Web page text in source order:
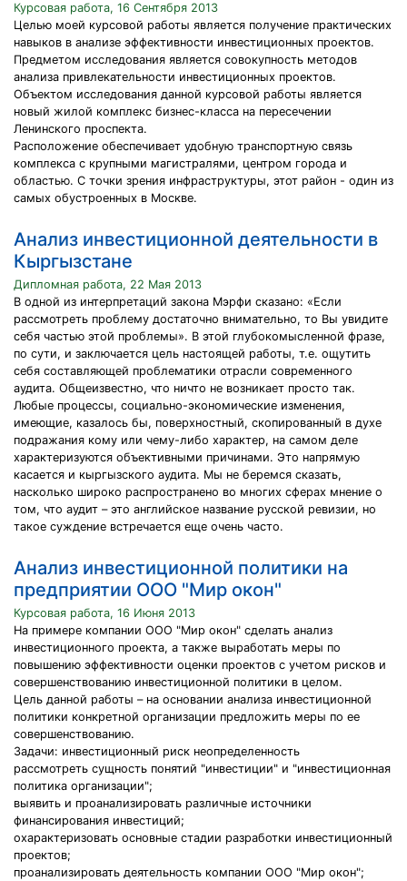
Курсовая работа, 16 Сентября 2013
Целью моей курсовой работы является получение практических
навыков в анализе эффективности инвестиционных проектов.
Предметом исследования является совокупность методов
анализа привлекательности инвестиционных проектов.
Объектом исследования данной курсовой работы является
новый жилой комплекс бизнес-класса на пересечении
Ленинского проспекта.
Расположение обеспечивает удобную транспортную связь
комплекса с крупными магистралями, центром города и
областью. С точки зрения инфраструктуры, этот район - один из
самых обустроенных в Москве.
Анализ инвестиционной деятельности в
Кыргызстане
Дипломная работа, 22 Мая 2013
В одной из интерпретаций закона Мэрфи сказано: «Если
рассмотреть проблему достаточно внимательно, то Вы увидите
себя частью этой проблемы». В этой глубокомысленной фразе,
по сути, и заключается цель настоящей работы, т.е. ощутить
себя составляющей проблематики отрасли современного
аудита. Общеизвестно, что ничто не возникает просто так.
Любые процессы, социально-экономические изменения,
имеющие, казалось бы, поверхностный, скопированный в духе
подражания кому или чему-либо характер, на самом деле
характеризуются объективными причинами. Это напрямую
касается и кыргызского аудита. Мы не беремся сказать,
насколько широко распространено во многих сферах мнение о
том, что аудит – это английское название русской ревизии, но
такое суждение встречается еще очень часто.
Анализ инвестиционной политики на
предприятии ООО "Мир окон"
Курсовая работа, 16 Июня 2013
На примере компании ООО "Мир окон" сделать анализ
инвестиционного проекта, а также выработать меры по
повышению эффективности оценки проектов с учетом рисков и
совершенствованию инвестиционной политики в целом.
Цель данной работы – на основании анализа инвестиционной
политики конкретной организации предложить меры по ее
совершенствованию.
Задачи: инвестиционный риск неопределенность
рассмотреть сущность понятий "инвестиции" и "инвестиционная
политика организации";
выявить и проанализировать различные источники
финансирования инвестиций;
охарактеризовать основные стадии разработки инвестиционный
проектов;
проанализировать деятельность компании ООО "Мир окон";